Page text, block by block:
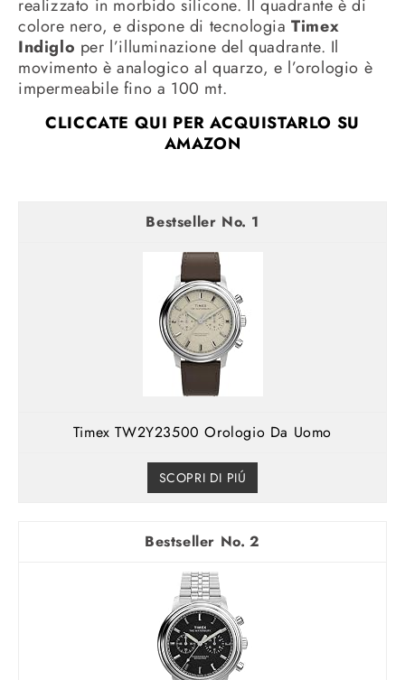
realizzato in morbido silicone. Il quadrante è di
colore nero, e dispone di tecnologia Timex
Indiglo per l’illuminazione del quadrante. Il
movimento è analogico al quarzo, e l’orologio è
impermeabile fino a 100 mt.
CLICCATE QUI PER ACQUISTARLO SU
AMAZON
1
Timex TW2Y23500 Orologio Da Uomo
SCOPRI DI PIÚ
2